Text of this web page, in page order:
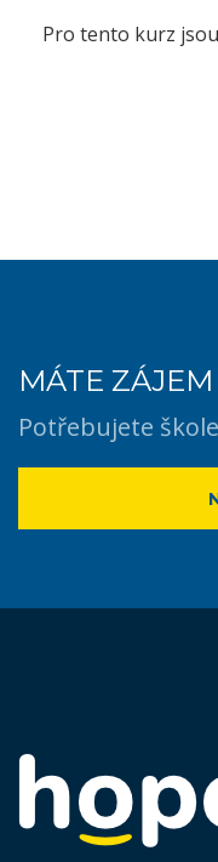
Pro tento kurz
MÁTE
Potřebujete